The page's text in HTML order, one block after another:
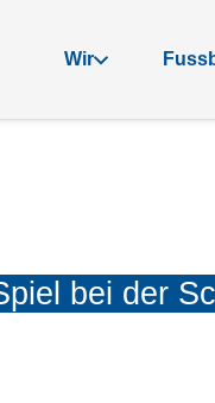
Wir
bei der